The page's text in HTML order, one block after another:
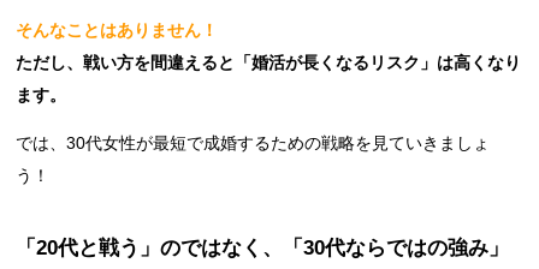
そんなことはありません！
ただし、戦い方を間違えると「婚活が長くなるリスク」は高くなり
ます。
では、30代女性が最短で成婚するための戦略を見ていきましょ
う！
「20代と戦う」のではなく、「30代ならではの強み」